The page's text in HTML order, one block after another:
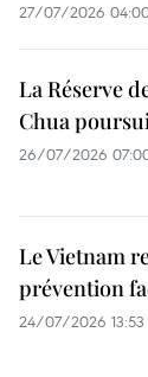
27/07/2026
La Réserve
Chua
26/07/2026
Le Vietnam
prévention
24/07/2026 13:53